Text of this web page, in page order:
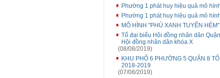
Phường 1 phát huy hiệu quả mô
Phường 1 phát huy hiệu quả mô
MÔ HÌNH "PHỦ XANH TUYẾN
Tổ đại biểu Hội đồng nhân dân
Hội đồng nhân dân khóa X
(08/08/2019)
KHU PHỐ 6 PHƯỜNG 5 QUẬN 8
2018-2019
(07/08/2019)